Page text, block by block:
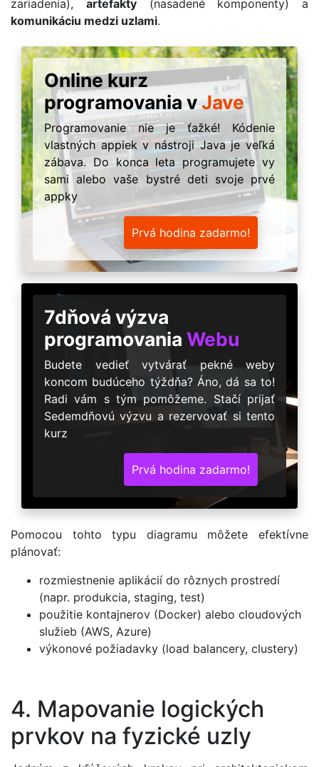
zariadenia), artefakty(nasadené komponenty) a
komunikáciu medzi uzlami.
Online kurz
programovania vJave
Programovanie nie je ťažké! Kódenie
vlastných appiek v nástroji Java je veľká
zábava. Do konca leta programujete vy
sami alebo vaše bystré deti svoje prvé
appky
Prvá hodina zadarmo!
7dňová výzva
programovania Webu
Budete vedieť vytvárať pekné weby
koncom budúceho týždňa? Áno, dá sa to!
Radi vám s tým pomôžeme. Stačí prijať
Sedemdňovú výzvu a rezervovať si tento
kurz
Prvá hodina zadarmo!
Pomocou tohto typu diagramu môžete efektívne
plánovať:
rozmiestnenie aplikácií do rôznych prostredí
(napr. produkcia, staging, test)
použitie kontajnerov (Docker) alebo cloudových
služieb (AWS, Azure)
výkonové požiadavky (load balancery, clustery)
4. Mapovanie logických
prvkov na fyzické uzly